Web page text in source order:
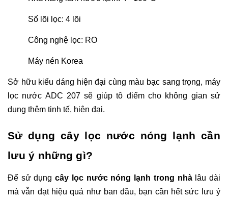
Số lõi lọc: 4 lõi
Công nghệ lọc: RO
Máy nén Korea
Sở hữu kiểu dáng hiện đại cùng màu bạc sang trọng, máy
lọc nước ADC 207 sẽ giúp tô điểm cho không gian sử
dụng thêm tinh tế, hiện đại.
Sử dụng cây lọc nước nóng lạnh cần
lưu ý những gì?
Để sử dụngcây lọc nước nóng lạnh trong nhàlâu dài
mà vẫn đạt hiệu quả như ban đầu, bạn cần hết sức lưu ý